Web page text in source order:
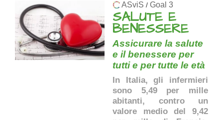
ASviS / Goal 3
SALUTE E
BENESSERE
Assicurare la salute
e il benessere per
tutti e per tutte le età
In Italia, gli infermieri
sono 5,49 per mille
abitanti, contro un
valore medio del 9,42